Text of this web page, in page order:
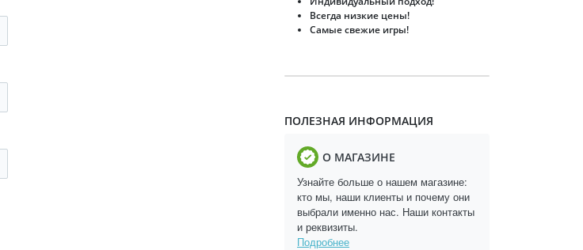
Всегда низкие цены!
Самые свежие игры!
ПОЛЕЗНАЯ ИНФОРМАЦИЯ
О МАГАЗИНЕ
Узнайте больше о нашем магазине:
кто мы, наши клиенты и почему они
выбрали именно нас. Наши контакты
и реквизиты.
Подробнее